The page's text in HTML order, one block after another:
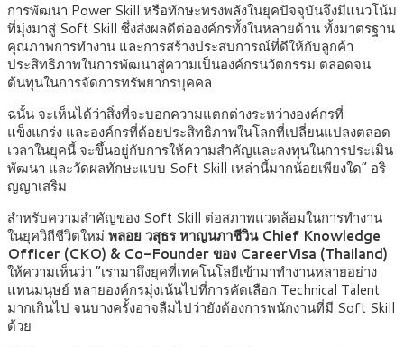
การพัฒนา Power Skill หรือทักษะทรงพลังในยุคปัจจุบันจึงมีแนวโน้ม
ที่มุ่งมาสู่ Soft Skill ซึ่งส่งผลดีต่อองค์กรทั้งในหลายด้าน ทั้งมาตรฐาน
คุณภาพการทำงาน และการสร้างประสบการณ์ที่ดีให้กับลูกค้า
ประสิทธิภาพในการพัฒนาสู่ความเป็นองค์กรนวัตกรรม ตลอดจน
ต้นทุนในการจัดการทรัพยากรบุคคล
ฉนั้น จะเห็นได้ว่าสิ่งที่จะบอกความแตกต่างระหว่างองค์กรที่
แข็งแกร่ง และองค์กรที่ด้อยประสิทธิภาพในโลกที่เปลี่ยนแปลงตลอด
เวลาในยุคนี้ จะขึ้นอยู่กับการให้ความสำคัญและลงทุนในการประเมิน
พัฒนา และวัดผลทักษะแบบ Soft Skill เหล่านี้มากน้อยเพียงใด” อริ
ญญาเสริม
สำหรับความสำคัญของ Soft Skill ต่อสภาพแวดล้อมในการทำงาน
ในยุควิถีชีวิตใหม่ พลอย วสุธร หาญนภาชีวิน Chief Knowledge
Officer (CKO) & Co-Founder ของ CareerVisa (Thailand)
ให้ความเห็นว่า “เรามาถึงยุคที่เทคโนโลยีเข้ามาทำงานหลายอย่าง
แทนมนุษย์ หลายองค์กรมุ่งเน้นไปที่การคัดเลือก Technical Talent
มากเกินไป จนบางครั้งอาจลืมไปว่ายังต้องการพนักงานที่มี Soft Skill
ด้วย